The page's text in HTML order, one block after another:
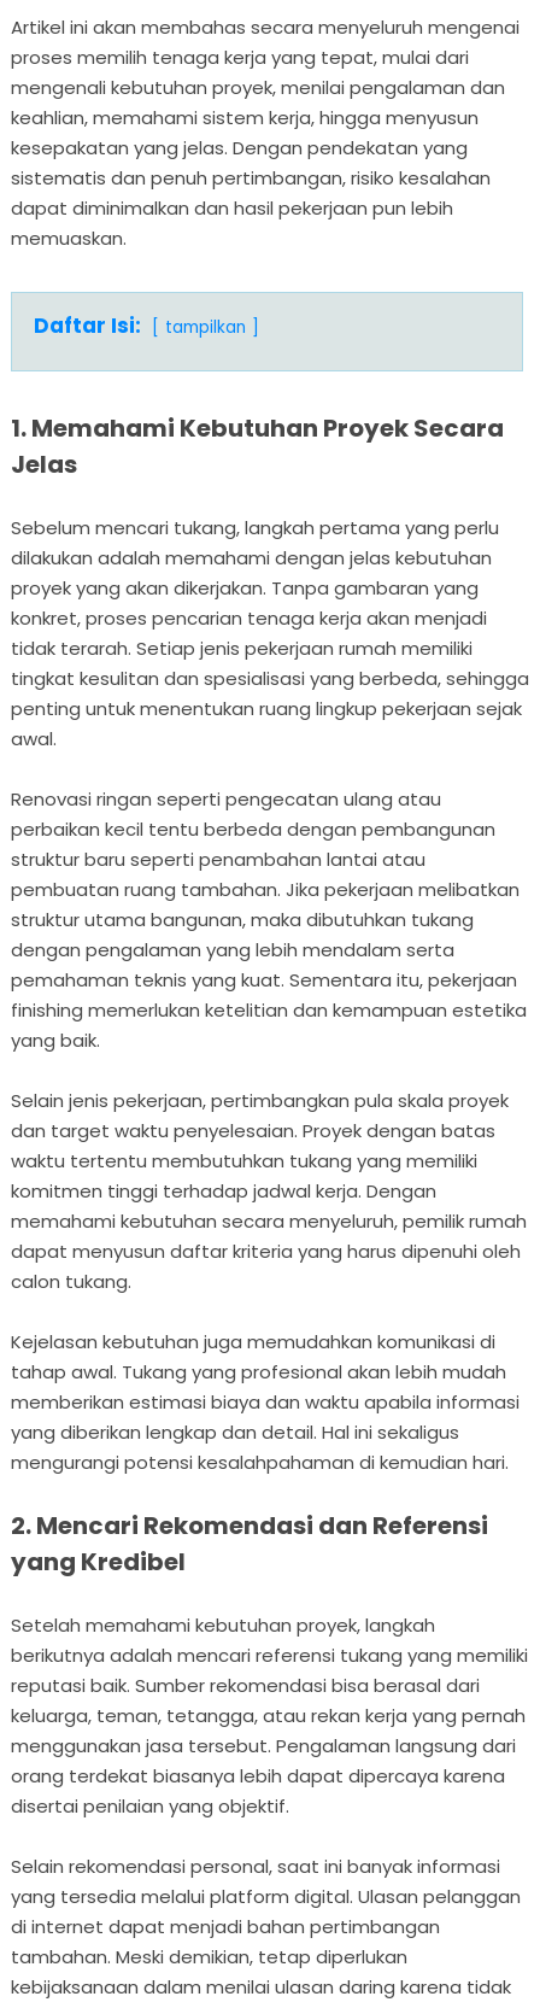
Artikel ini akan membahas secara menyeluruh mengenai
proses memilih tenaga kerja yang tepat, mulai dari
mengenali kebutuhan proyek, menilai pengalaman dan
keahlian, memahami sistem kerja, hingga menyusun
kesepakatan yang jelas. Dengan pendekatan yang
sistematis dan penuh pertimbangan, risiko kesalahan
dapat diminimalkan dan hasil pekerjaan pun lebih
memuaskan.
Daftar Isi: tampilkan
1. Memahami Kebutuhan Proyek Secara
Jelas
Sebelum mencari tukang, langkah pertama yang perlu
dilakukan adalah memahami dengan jelas kebutuhan
proyek yang akan dikerjakan. Tanpa gambaran yang
konkret, proses pencarian tenaga kerja akan menjadi
tidak terarah. Setiap jenis pekerjaan rumah memiliki
tingkat kesulitan dan spesialisasi yang berbeda, sehingga
penting untuk menentukan ruang lingkup pekerjaan sejak
awal.
Renovasi ringan seperti pengecatan ulang atau
perbaikan kecil tentu berbeda dengan pembangunan
struktur baru seperti penambahan lantai atau
pembuatan ruang tambahan. Jika pekerjaan melibatkan
struktur utama bangunan, maka dibutuhkan tukang
dengan pengalaman yang lebih mendalam serta
pemahaman teknis yang kuat. Sementara itu, pekerjaan
finishing memerlukan ketelitian dan kemampuan estetika
yang baik.
Selain jenis pekerjaan, pertimbangkan pula skala proyek
dan target waktu penyelesaian. Proyek dengan batas
waktu tertentu membutuhkan tukang yang memiliki
komitmen tinggi terhadap jadwal kerja. Dengan
memahami kebutuhan secara menyeluruh, pemilik rumah
dapat menyusun daftar kriteria yang harus dipenuhi oleh
calon tukang.
Kejelasan kebutuhan juga memudahkan komunikasi di
tahap awal. Tukang yang profesional akan lebih mudah
memberikan estimasi biaya dan waktu apabila informasi
yang diberikan lengkap dan detail. Hal ini sekaligus
mengurangi potensi kesalahpahaman di kemudian hari.
2. Mencari Rekomendasi dan Referensi
yang Kredibel
Setelah memahami kebutuhan proyek, langkah
berikutnya adalah mencari referensi tukang yang memiliki
reputasi baik. Sumber rekomendasi bisa berasal dari
keluarga, teman, tetangga, atau rekan kerja yang pernah
menggunakan jasa tersebut. Pengalaman langsung dari
orang terdekat biasanya lebih dapat dipercaya karena
disertai penilaian yang objektif.
Selain rekomendasi personal, saat ini banyak informasi
yang tersedia melalui platform digital. Ulasan pelanggan
di internet dapat menjadi bahan pertimbangan
tambahan. Meski demikian, tetap diperlukan
kebijaksanaan dalam menilai ulasan daring karena tidak